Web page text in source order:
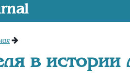
в истории